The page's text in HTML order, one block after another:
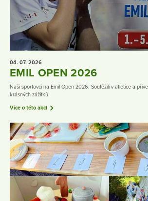
04. 07. 2026
EMIL OPEN 2026
Naši sportovci na Emil Open 2026. Soutěžili v atletice a
krásných zážitků.
Více o této akci